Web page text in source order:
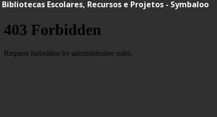
Bibliotecas Escolares, Recursos e Projetos - Symbaloo